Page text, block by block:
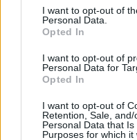
consent section.
I want to opt-out of
Personal Data.
Opted In
I want to opt-out of
Personal Data for
Opted In
I want to opt-out of
Retention, Sale,
Personal Data that
Purposes for which it
dátumát.
A '90-es évek
es szám
számítógépes
bebizonyította,
megtalálhatjuk
munkáiban, ha
szám is